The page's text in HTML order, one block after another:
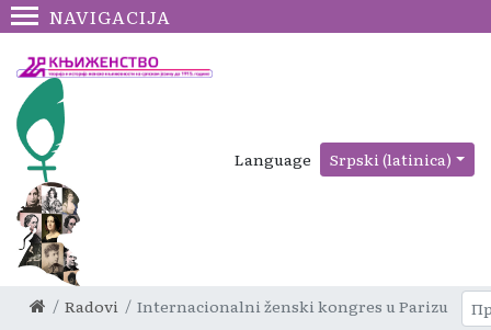
NAVIGACIJA
Language Srpski (latinica)
Radovi Internacionalni ženski kongres u Parizu